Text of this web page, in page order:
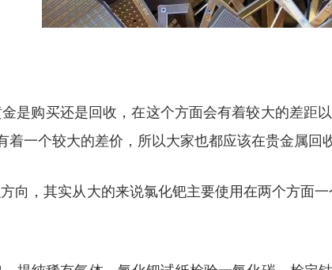
是购买还是回收，在这个方面会有着较大的差距
一个较大的差价，所以大家也都应该在贵金属回
向，其实从大的来说氯化钯主要使用在两个方面